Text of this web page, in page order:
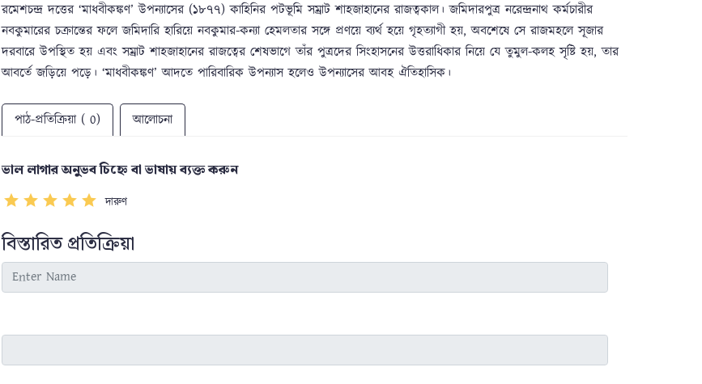
রমেশচন্দ্র দত্তের ‘মাধবীকঙ্কণ’ উপন্যাসের (১৮৭৭) কাহিনির পটভূমি সম্রাট শাহজাহানের রাজত্বকাল। জমিদারপুত্র নরেন্দ্রনাথ কর্মচারীর
নবকুমারের চক্রান্তের ফলে জমিদারি হারিয়ে নবকুমার-কন্যা হেমলতার সঙ্গে প্রণয়ে ব্যর্থ হয়ে গৃহত্যাগী হয়, অবশেষে সে রাজমহলে সূজার
দরবারে উপস্থিত হয় এবং সম্রাট শাহজাহানের রাজত্বের শেষভাগে তাঁর পুত্রদের সিংহাসনের উত্তরাধিকার নিয়ে যে তুমুল-কলহ সৃষ্টি হয়, তার
আবর্তে জড়িয়ে পড়ে। ‘মাধবীকঙ্কণ’ আদতে পারিবারিক উপন্যাস হলেও উপন্যাসের আবহ ঐতিহাসিক।
পাঠ-প্রতিক্রিয়া ( 0) আলোচনা
ভাল লাগার অনুভব চিহ্নে বা ভাষায় ব্যক্ত করুন
দারুণ
বিস্তারিত প্রতিক্রিয়া